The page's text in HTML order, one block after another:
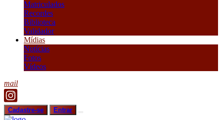
Matriculados
Recordes
Biblioteca
Validador
Mídias
Notícias
Fotos
Vídeos
mail
Cadastre-se Entrar